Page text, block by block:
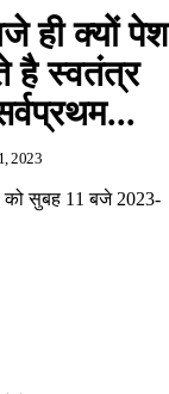
ही क्यों पेश
है स्वतंत्र
2023
को सुबह 11 बजे 2023-